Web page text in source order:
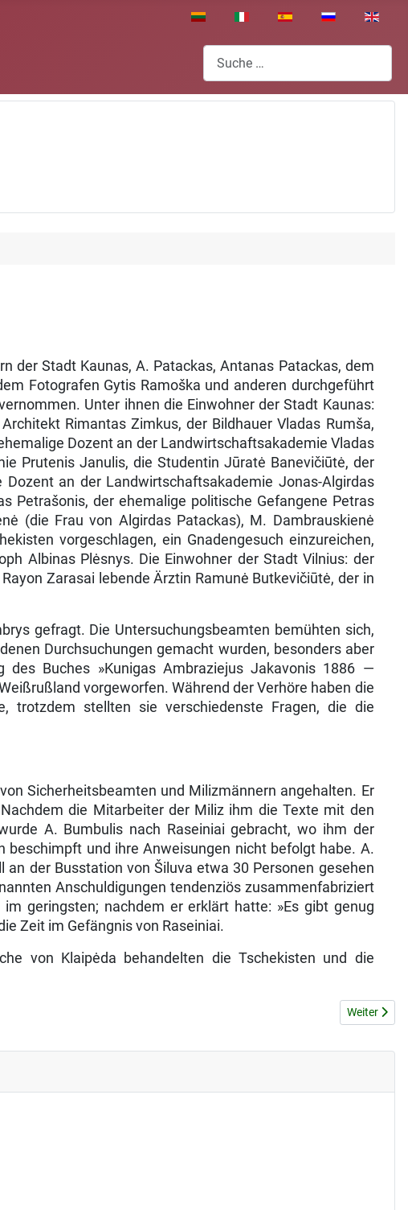
Sprache auswählen
Suchen
der Stadt Kaunas, A. Patackas, Antanas Patackas, dem
Fotografen Gytis Ramoška und an­deren durchgeführt
Unter ihnen die Einwohner der Stadt Kaunas:
Rimantas Zimkus, der Bildhauer Vladas Rumša,
Dozent an der Landwirtschaftsakademie Vladas
Prutenis Janulis, die Studentin Jūratė Banevičiūtė, der
an der Landwirtschaftsakademie Jonas-Algirdas
Petrašonis, der ehemalige politische Gefangene Petras
(die Frau von Algirdas Patackas), M. Dambrauskienė
vorgeschla­gen, ein Gnadengesuch einzureichen,
Albinas Plėsnys. Die Einwohner der Stadt Vilnius: der
Zarasai lebende Ärztin Ramunė Butkevičiūtė, der in
gefragt. Die Untersuchungsbeamten be­mühten sich,
Durchsuchungen gemacht wurden, besonders aber
Buches »Kunigas Ambraziejus Jakavonis 1886 —
vorgeworfen. Während der Verhöre haben die
trotzdem stellten sie verschiedenste Fragen, die die
Sicherheitsbeamten und Milizmännern ange­halten. Er
die Mitarbeiter der Miliz ihm die Texte mit den
A. Bumbulis nach Raseiniai gebracht, wo ihm der
beschimpft und ihre Anweisungen nicht befolgt habe. A.
der Busstation von Šiluva etwa 30 Personen gesehen
Anschuldigungen tendenziös zusammenfabriziert
geringsten; nachdem er erklärt hatte: »Es gibt genug
Zeit im Gefängnis von Raseiniai.
von Klaipėda behandelten die Tschekisten und die
Nächster
Weiter